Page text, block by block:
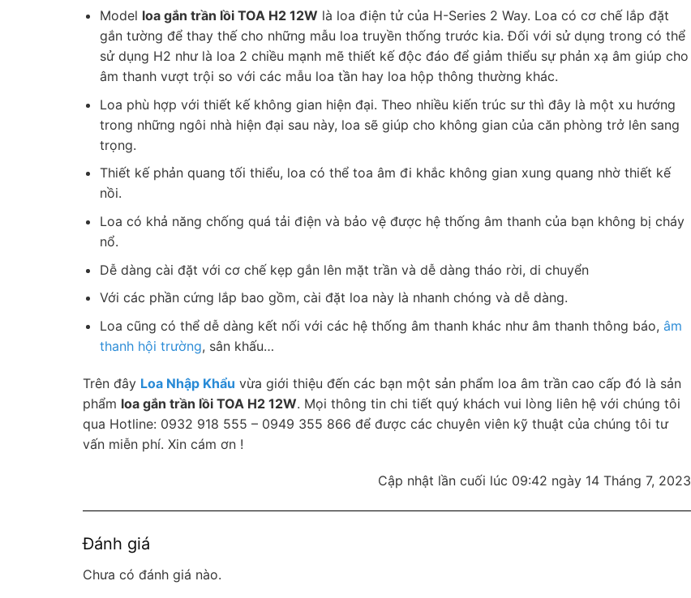
Model loa gắn trần lồi TOA H2 12W là loa điện tử của H-Series 2 Way. Loa có cơ chế lắp đặt
gắn tường để thay thế cho những mẫu loa truyền thống trước kia. Đối với sử dụng trong có thể
sử dụng H2 như là loa 2 chiều mạnh mẽ thiết kế độc đáo để giảm thiểu sự phản xạ âm giúp cho
âm thanh vượt trội so với các mẫu loa tần hay loa hộp thông thường khác.
Loa phù hợp với thiết kế không gian hiện đại. Theo nhiều kiến trúc sư thì đây là một xu hướng
trong những ngôi nhà hiện đại sau này, loa sẽ giúp cho không gian của căn phòng trở lên sang
trọng.
Thiết kế phản quang tối thiểu, loa có thể toa âm đi khắc không gian xung quang nhờ thiết kế
nồi.
Loa có khả năng chống quá tải điện và bảo vệ được hệ thống âm thanh của bạn không bị cháy
nổ.
Dễ dàng cài đặt với cơ chế kẹp gắn lên mặt trần và dễ dàng tháo rời, di chuyển
Với các phần cứng lắp bao gồm, cài đặt loa này là nhanh chóng và dễ dàng.
Loa cũng có thể dễ dàng kết nối với các hệ thống âm thanh khác như âm thanh thông báo, âm
thanh hội trường, sân khấu…
Trên đây Loa Nhập Khẩu vừa giới thiệu đến các bạn một sản phẩm loa âm trần cao cấp đó là sản
phẩm loa gắn trần lồi TOA H2 12W. Mọi thông tin chi tiết quý khách vui lòng liên hệ với chúng tôi
qua Hotline: 0932 918 555 – 0949 355 866 để được các chuyên viên kỹ thuật của chúng tôi tư
vấn miễn phí. Xin cám ơn !
Cập nhật lần cuối lúc 09:42 ngày 14 Tháng 7, 2023
Đánh giá
Chưa có đánh giá nào.